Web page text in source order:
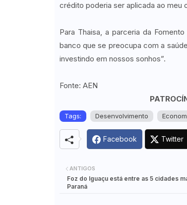
crédito poderia ser aplicada ao meu
Para Thaisa, a parceria da
banco que se preocupa com a
investindo em nossos sonhos”.
Fonte: AEN
Tags: Desenvolvimento
Facebook Twitter
ANTIGOS
Foz do Iguaçu está entre as 5 cidades
Paraná